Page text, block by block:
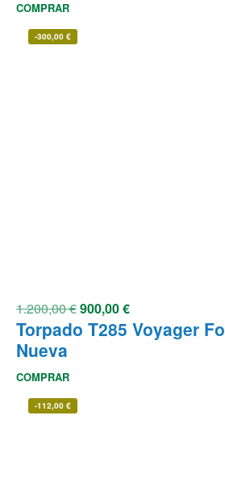
COMPRAR
-300,00 €
1.200,00€900,00€
Torpado T285 Voyager
Nueva
COMPRAR
-112,00 €